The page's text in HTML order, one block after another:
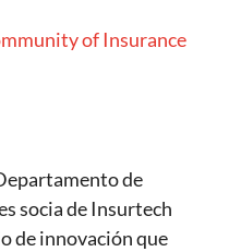
of Insurance
de
socia de Insurtech
de innovación que